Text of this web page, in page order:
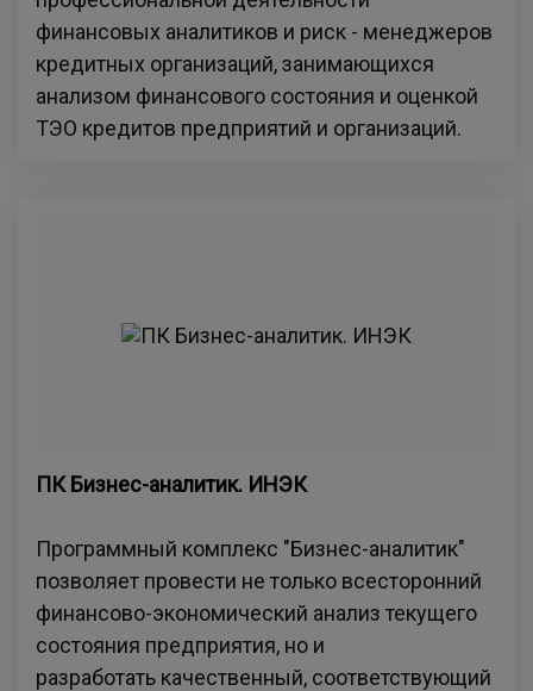
финансовых аналитиков и риск - менеджеров
кредитных организаций, занимающихся
анализом финансового состояния и оценкой
ТЭО кредитов предприятий и организаций.
ПК Бизнес-аналитик. ИНЭК
Программный комплекс "Бизнес-аналитик"
позволяет провести не только всесторонний
финансово-экономический анализ текущего
состояния предприятия, но и
разработать качественный, соответствующий